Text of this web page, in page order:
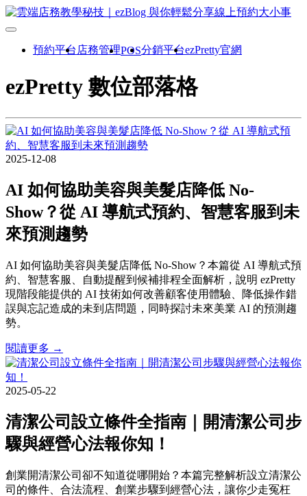
預約平台 店務管理POS分銷平台ezPretty官網
ezPretty 數位部落格
2025-12-08
AI 如何協助美容與美髮店降低 No-
Show？從 AI 導航式預約、智慧客服到未
來預測趨勢
AI 如何協助美容與美髮店降低 No-Show？本篇從 AI 導航式預
約、智慧客服、自動提醒到候補排程全面解析，說明 ezPretty
現階段能提供的 AI 技術如何改善顧客使用體驗、降低操作錯
誤與忘記造成的未到店問題，同時探討未來美業 AI 的預測趨
勢。
閱讀更多 →
2025-05-22
清潔公司設立條件全指南｜開清潔公司步
驟與經營心法報你知！
創業開清潔公司卻不知道從哪開始？本篇完整解析設立清潔公
司的條件、合法流程、創業步驟到經營心法，讓你少走冤枉